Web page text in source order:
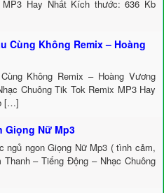
Hay Nhất Kích thước: 636 Kb
Cùng Không Remix – Hoàng
Không Remix – Hoàng Vương
Chuông Tik Tok Remix MP3 Hay
[…]
Giọng Nữ Mp3
ngủ ngon Giọng Nữ Mp3 ( tình cảm,
– Tiếng Động – Nhạc Chuông